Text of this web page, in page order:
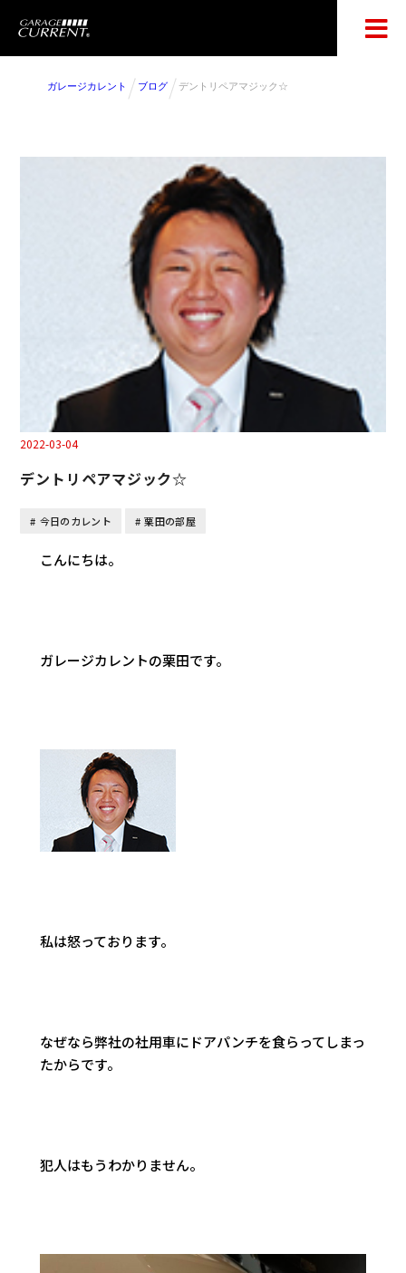
ガレージカレント ブログ デントリペアマジック☆
2022-03-04
デントリペアマジック☆
今日のカレント 栗田の部屋
こんにちは。
ガレージカレントの栗田です。
私は怒っております。
なぜなら弊社の社用車にドアパンチを食らってしまっ
たからです。
犯人はもうわかりません。